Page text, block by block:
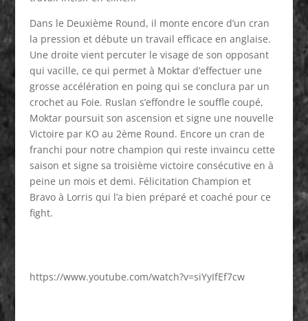
Dans le Deuxième Round, il monte encore d’un cran
la pression et débute un travail efficace en anglaise.
Une droite vient percuter le visage de son opposant
qui vacille, ce qui permet à Moktar d’effectuer une
grosse accélération en poing qui se conclura par un
crochet au Foie. Ruslan s’effondre le souffle coupé,
Moktar poursuit son ascension et signe une nouvelle
Victoire par KO au 2ème Round. Encore un cran de
franchi pour notre champion qui reste invaincu cette
saison et signe sa troisième victoire consécutive en à
peine un mois et demi. Félicitation Champion et
Bravo à Lorris qui l’a bien préparé et coaché pour ce
fight.
https://www.youtube.com/watch?v=siYyIfEf7cw